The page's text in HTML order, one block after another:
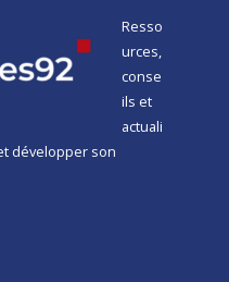
Resso
urces,
conse
ils et
actuali
développer son